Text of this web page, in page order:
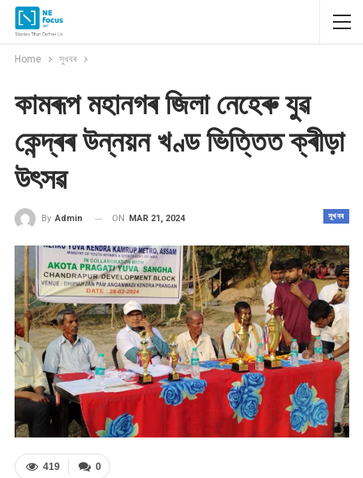
Home সুখবৰ
কামৰূপ মহানগৰ জিলা নেহেৰু যুৱ
কেন্দ্ৰৰ উন্নয়ন খণ্ড ভিত্তিত ক্ৰীড়া
উৎসৱ
সুখবৰ
By Admin ON MAR 21, 2024
0
419